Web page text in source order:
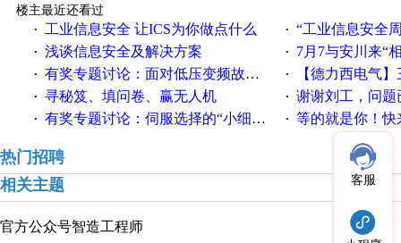
楼主最近还看过
·
工业信息安全 让ICS为你做点什么 · “工业信息安全周之我见”
· 浅谈信息安全及解决方案 · 7月7与安川来“
· 有奖专题讨论：面对低压变频故障，老手是这样解决的！ · 【德力西电气】三
· 寻秘笈、填问卷、赢无人机 · 谢谢刘工，问题
· 有奖专题讨论：伺服选择的“小细节大学问”奖励公告 · 等的就是你！快来
热门招聘
相关主题
官方公众号智造工程师
客服